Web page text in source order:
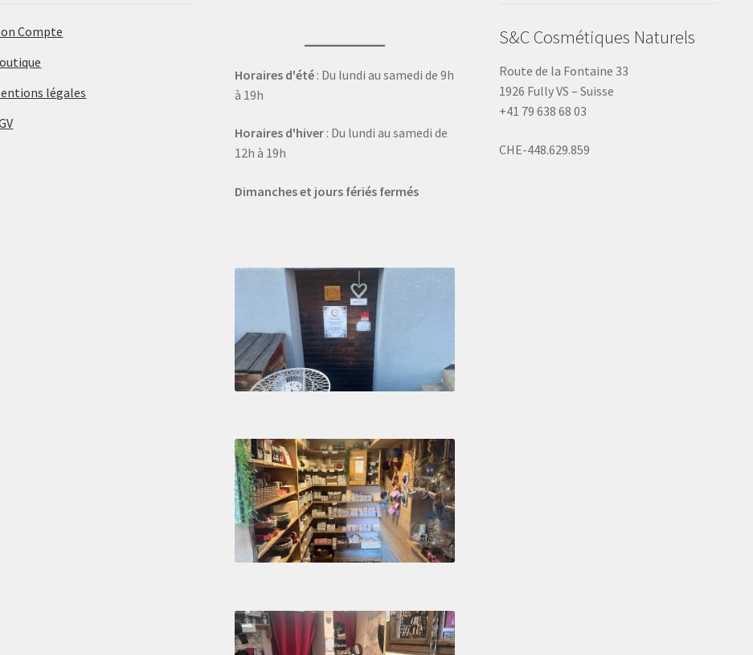
Compte
légales
Horaires d'été : Du lundi au samedi de 9h
à 19h
Horaires d'hiver : Du lundi au samedi de
12h à 19h
Dimanches et jours fériés fermés
S&C Cosmétiques Naturels
Route de la Fontaine 33
1926 Fully VS – Suisse
+41 79 638 68 03
CHE-448.629.859